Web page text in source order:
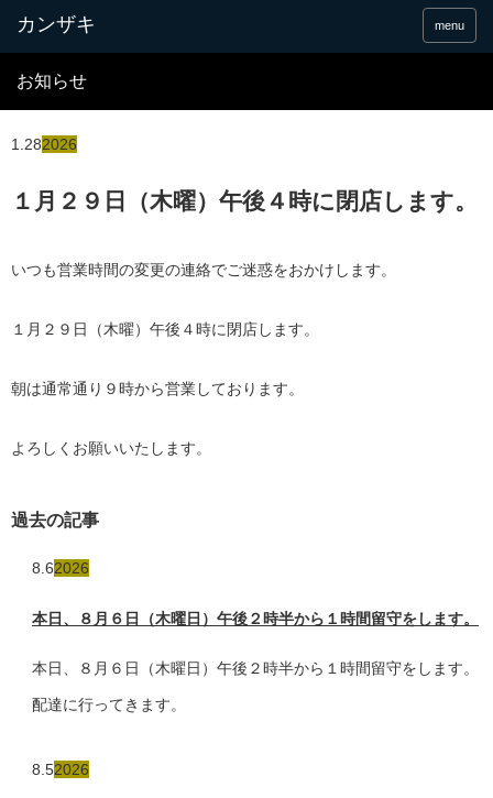
menu
お知らせ
1.282026
１月２９日（木曜）午後４時に閉店します。
いつも営業時間の変更の連絡でご迷惑をおかけします。
１月２９日（木曜）午後４時に閉店します。
朝は通常通り９時から営業しております。
よろしくお願いいたします。
過去の記事
8.62026
本日、８月６日（木曜日）午後２時半から１時間留守をします。
本日、８月６日（木曜日）午後２時半から１時間留守をします。
配達に行ってきます。
8.52026